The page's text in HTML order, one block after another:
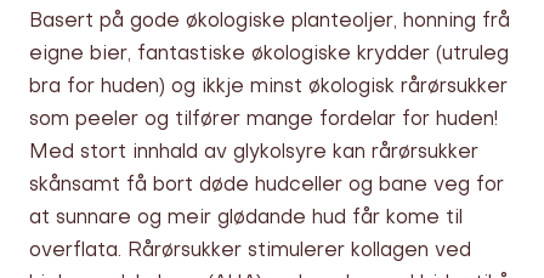
Basert på gode økologiske planteoljer, honning frå
eigne bier, fantastiske økologiske krydder (utruleg
bra for huden) og ikkje minst økologisk rårørsukker
som peeler og tilfører mange fordelar for huden!
Med stort innhald av glykolsyre kan rårørsukker
skånsamt få bort døde hudceller og bane veg for
at sunnare og meir glødande hud får kome til
overflata. Rårørsukker stimulerer kollagen ved